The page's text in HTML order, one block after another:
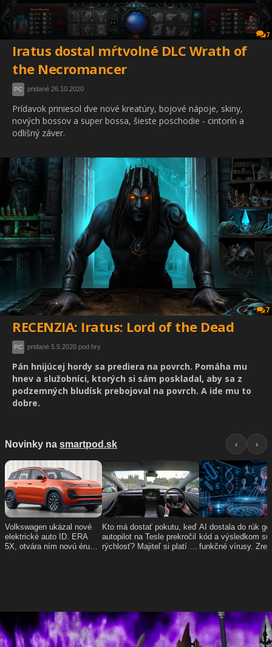
7
Iratus dostal mŕtvolné DLC Wrath of
the Necromancer
PC pridané 26.10.2020
Prídavok priniesol dve nové kreatúry, bojové nápoje, skiny,
nových bossov a super bossa, šieste poschodie - cintorín a
odlišný záver.
7
RECENZIA: Iratus: Lord of the Dead
PC pridané 5.5.2020 pod hry
Pán hnijúcej hordy sa prediera na povrch. Pomáha mu
hnev a služobníci, ktorých si sám poskladal, aby sa z
podzemných bludísk prebojoval na povrch. A ide mu to
dobre.